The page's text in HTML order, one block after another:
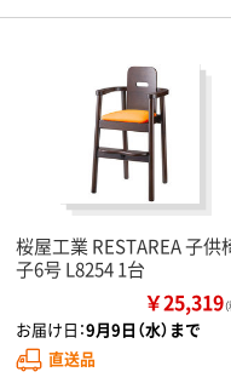
桜屋工業 RESTAREA 子供
子6号 L8254 1台
￥25,319
お届け日：9月9日（水）まで
直送品